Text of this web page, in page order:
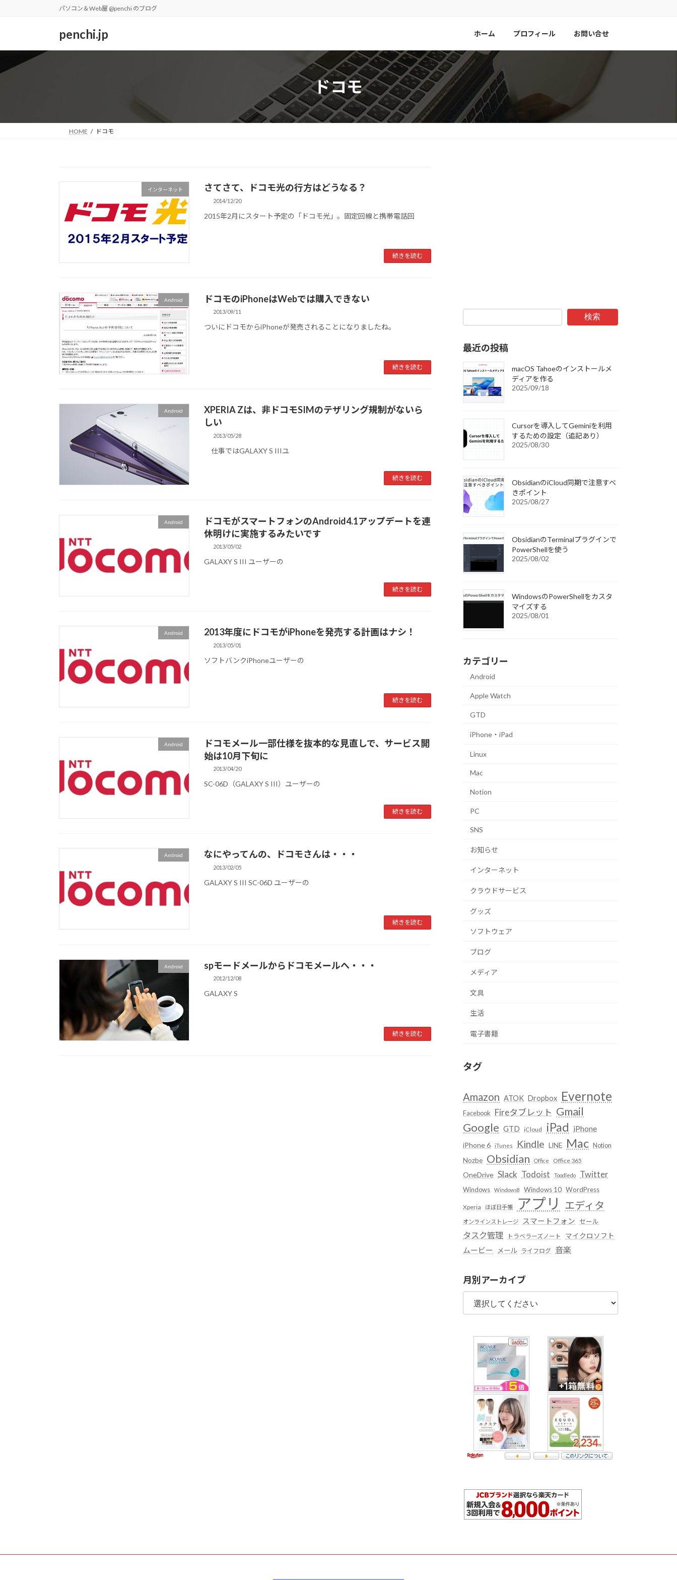
パソコン＆Web屋 @penchi のブログ
penchi.jp ホーム プロフィール お問い合せ
ドコモ
HOME ドコモ
インターネット さてさて、ドコモ光の行方はどうなる？
2014/12/20
2015年2月にスタート予定の「ドコモ光」。固定回線と携帯電話回
続きを読む
Android ドコモのiPhoneはWebでは購入できない
2013/09/11
ついにドコモからiPhoneが発売されることになりましたね。
続きを読む
Android
XPERIA Zは、非ドコモSIMのテザリング規制がないら
しい
2013/05/28
仕事ではGALAXY S IIIユ
続きを読む
Android
ドコモがスマートフォンのAndroid4.1アップデートを連
休明けに実施するみたいです
2013/05/02
GALAXY S III ユーザーの
続きを読む
Android 2013年度にドコモがiPhoneを発売する計画はナシ！
2013/05/01
ソフトバンクiPhoneユーザーの
続きを読む
Android
ドコモメール一部仕様を抜本的な見直しで、サービス開
始は10月下旬に
2013/04/20
SC-06D（GALAXY S III）ユーザーの
続きを読む
Android なにやってんの、ドコモさんは・・・
2013/02/05
GALAXY S III SC-06D ユーザーの
続きを読む
Android spモードメールからドコモメールへ・・・
2012/12/08
GALAXY S
続きを読む
検索
最近の投稿
macOS Tahoeのインストールメ
ディアを作る
2025/09/18
Cursorを導入してGeminiを利用
するための設定（追記あり）
2025/08/30
ObsidianのiCloud同期で注意すべ
きポイント
2025/08/27
ObsidianのTerminalプラグインで
PowerShellを使う
2025/08/02
WindowsのPowerShellをカスタ
マイズする
2025/08/01
カテゴリー
Android
Apple Watch
GTD
iPhone・iPad
Linux
Mac
Notion
PC
SNS
お知らせ
インターネット
クラウドサービス
グッズ
ソフトウェア
ブログ
メディア
文具
生活
電子書籍
タグ
Amazon ATOK Dropbox Evernote
Facebook Fireタブレット Gmail
Google GTD iCloud iPad iPhone
iPhone 6 iTunes Kindle LINE Mac Notion
Nozbe Obsidian Office Office 365
OneDrive Slack Todoist Toodledo Twitter
Windows Windows8 Windows 10 WordPress
Xperia ほぼ日手帳 アプリ エディタ
オンラインストレージ スマートフォン セール
タスク管理 トラベラーズノート マイクロソフト
ムービー メール ライフログ 音楽
月別アーカイブ